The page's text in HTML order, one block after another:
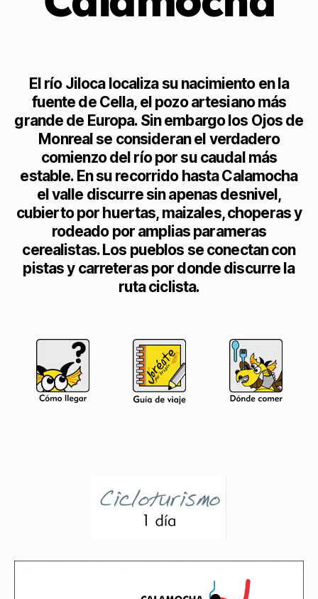
El río Jiloca localiza su nacimiento en la
fuente de Cella, el pozo artesiano más
grande de Europa. Sin embargo los Ojos de
Monreal se consideran el verdadero
comienzo del río por su caudal más
estable. En su recorrido hasta Calamocha
el valle discurre sin apenas desnivel,
cubierto por huertas, maizales, choperas y
rodeado por amplias parameras
cerealistas. Los pueblos se conectan con
pistas y carreteras por donde discurre la
ruta ciclista.